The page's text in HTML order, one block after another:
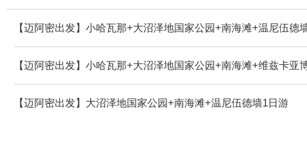
【迈阿密出发】小哈瓦那+大沼泽地国家公园+南海滩+温尼伍
【迈阿密出发】小哈瓦那+大沼泽地国家公园+南海滩+维兹卡亚
【迈阿密出发】大沼泽地国家公园+南海滩+温尼伍德墙1日游